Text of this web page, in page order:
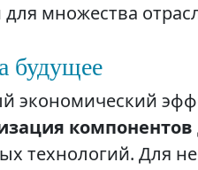
для множества
будущее
экономический
компонентов
технологий. Для